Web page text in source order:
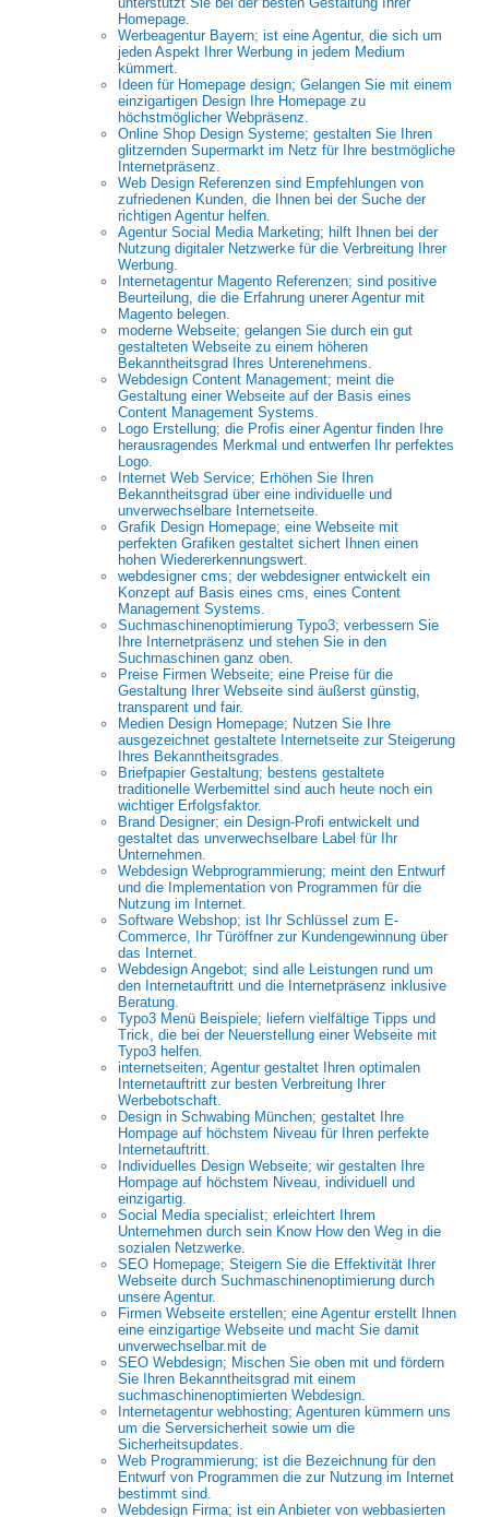
Homepage.
Werbeagentur Bayern; ist eine Agentur, die sich um
jeden Aspekt Ihrer Werbung in jedem Medium
kümmert.
Ideen für Homepage design; Gelangen Sie mit einem
einzigartigen Design Ihre Homepage zu
höchstmöglicher Webpräsenz.
Online Shop Design Systeme; gestalten Sie Ihren
glitzernden Supermarkt im Netz für Ihre bestmögliche
Internetpräsenz.
Web Design Referenzen sind Empfehlungen von
zufriedenen Kunden, die Ihnen bei der Suche der
richtigen Agentur helfen.
Agentur Social Media Marketing; hilft Ihnen bei der
Nutzung digitaler Netzwerke für die Verbreitung Ihrer
Werbung.
Internetagentur Magento Referenzen; sind positive
Beurteilung, die die Erfahrung unerer Agentur mit
Magento belegen.
moderne Webseite; gelangen Sie durch ein gut
gestalteten Webseite zu einem höheren
Bekanntheitsgrad Ihres Unterenehmens.
Webdesign Content Management; meint die
Gestaltung einer Webseite auf der Basis eines
Content Management Systems.
Logo Erstellung; die Profis einer Agentur finden Ihre
herausragendes Merkmal und entwerfen Ihr perfektes
Logo.
Internet Web Service; Erhöhen Sie Ihren
Bekanntheitsgrad über eine individuelle und
unverwechselbare Internetseite.
Grafik Design Homepage; eine Webseite mit
perfekten Grafiken gestaltet sichert Ihnen einen
hohen Wiedererkennungswert.
webdesigner cms; der webdesigner entwickelt ein
Konzept auf Basis eines cms, eines Content
Management Systems.
Suchmaschinenoptimierung Typo3; verbessern Sie
Ihre Internetpräsenz und stehen Sie in den
Suchmaschinen ganz oben.
Preise Firmen Webseite; eine Preise für die
Gestaltung Ihrer Webseite sind äußerst günstig,
transparent und fair.
Medien Design Homepage; Nutzen Sie Ihre
ausgezeichnet gestaltete Internetseite zur Steigerung
Ihres Bekanntheitsgrades.
Briefpapier Gestaltung; bestens gestaltete
traditionelle Werbemittel sind auch heute noch ein
wichtiger Erfolgsfaktor.
Brand Designer; ein Design-Profi entwickelt und
gestaltet das unverwechselbare Label für Ihr
Unternehmen.
Webdesign Webprogrammierung; meint den Entwurf
und die Implementation von Programmen für die
Nutzung im Internet.
Software Webshop; ist Ihr Schlüssel zum E-
Commerce, Ihr Türöffner zur Kundengewinnung über
das Internet.
Webdesign Angebot; sind alle Leistungen rund um
den Internetauftritt und die Internetpräsenz inklusive
Beratung.
Typo3 Menü Beispiele; liefern vielfältige Tipps und
Trick, die bei der Neuerstellung einer Webseite mit
Typo3 helfen.
internetseiten; Agentur gestaltet Ihren optimalen
Internetauftritt zur besten Verbreitung Ihrer
Werbebotschaft.
Design in Schwabing München; gestaltet Ihre
Hompage auf höchstem Niveau für Ihren perfekte
Internetauftritt.
Individuelles Design Webseite; wir gestalten Ihre
Hompage auf höchstem Niveau, individuell und
einzigartig.
Social Media specialist; erleichtert Ihrem
Unternehmen durch sein Know How den Weg in die
sozialen Netzwerke.
SEO Homepage; Steigern Sie die Effektivität Ihrer
Webseite durch Suchmaschinenoptimierung durch
unsere Agentur.
Firmen Webseite erstellen; eine Agentur erstellt Ihnen
eine einzigartige Webseite und macht Sie damit
unverwechselbar.mit de
SEO Webdesign; Mischen Sie oben mit und fördern
Sie Ihren Bekanntheitsgrad mit einem
suchmaschinenoptimierten Webdesign.
Internetagentur webhosting; Agenturen kümmern uns
um die Serversicherheit sowie um die
Sicherheitsupdates.
Web Programmierung; ist die Bezeichnung für den
Entwurf von Programmen die zur Nutzung im Internet
bestimmt sind.
Webdesign Firma; ist ein Anbieter von webbasierten